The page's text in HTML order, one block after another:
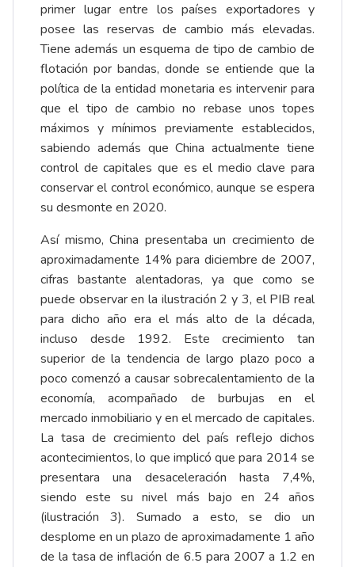
primer lugar entre los países exportadores y
posee las reservas de cambio más elevadas.
Tiene además un esquema de tipo de cambio de
flotación por bandas, donde se entiende que la
política de la entidad monetaria es intervenir para
que el tipo de cambio no rebase unos topes
máximos y mínimos previamente establecidos,
sabiendo además que China actualmente tiene
control de capitales que es el medio clave para
conservar el control económico, aunque se espera
su desmonte en 2020.
Así mismo, China presentaba un crecimiento de
aproximadamente 14% para diciembre de 2007,
cifras bastante alentadoras, ya que como se
puede observar en la ilustración 2 y 3, el PIB real
para dicho año era el más alto de la década,
incluso desde 1992. Este crecimiento tan
superior de la tendencia de largo plazo poco a
poco comenzó a causar sobrecalentamiento de la
economía, acompañado de burbujas en el
mercado inmobiliario y en el mercado de capitales.
La tasa de crecimiento del país reflejo dichos
acontecimientos, lo que implicó que para 2014 se
presentara una desaceleración hasta 7,4%,
siendo este su nivel más bajo en 24 años
(ilustración 3). Sumado a esto, se dio un
desplome en un plazo de aproximadamente 1 año
de la tasa de inflación de 6.5 para 2007 a 1.2 en